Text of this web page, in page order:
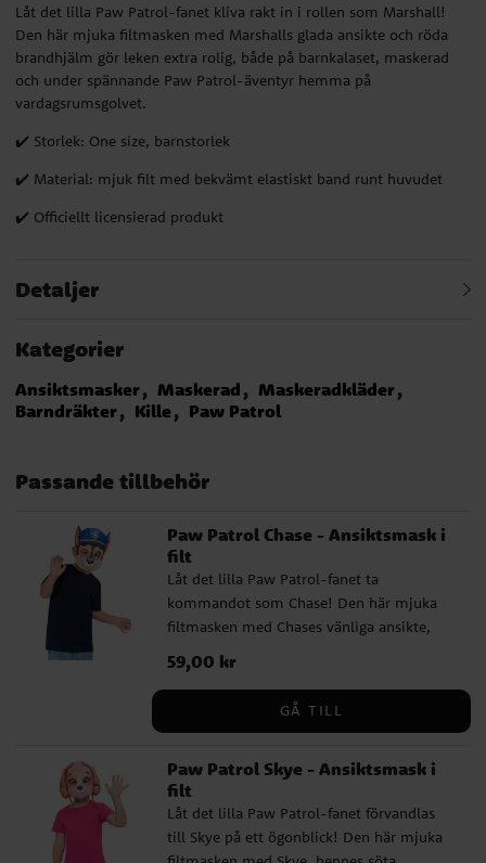
Låt det lilla Paw Patrol-fanet kliva rakt in i rollen som Marshall!
Den här mjuka filtmasken med Marshalls glada ansikte och röda
brandhjälm gör leken extra rolig, både på barnkalaset, maskerad
och under spännande Paw Patrol-äventyr hemma på
vardagsrumsgolvet.
✔️ Storlek: One size, barnstorlek
✔️ Material: mjuk filt med bekvämt elastiskt band runt huvudet
✔️ Officiellt licensierad produkt
Detaljer
Kategorier
Ansiktsmasker Maskerad
Maskeradkläder
Barndräkter
Kille Paw Patrol
Passande tillbehör
Paw Patrol Chase - Ansiktsmask i
filt
Låt det lilla Paw Patrol-fanet ta
kommandot som Chase! Den här mjuka
filtmasken med Chases vänliga ansikte,
spetsiga hundöron och blå polishatt gör
leken extra rolig, både på barnkalaset,
maskerad och när det är Paw Patrol-
äventyr hemma på vardagsrumsgolvet. ✔️
mjuk filt med bekvämt elastiskt band runt
huvudet ✔️ Officiellt licensierad produkt
Pris:59,00 kr
59,00 kr
GÅ TILL
Paw Patrol Skye - Ansiktsmask i
filt
Låt det lilla Paw Patrol-fanet förvandlas
till Skye på ett ögonblick! Den här mjuka